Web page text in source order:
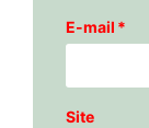
E-mail *
Site